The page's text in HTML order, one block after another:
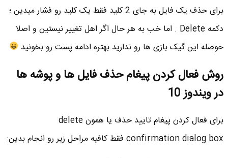
برای حذف یک فایل به جای 2 کلید فقط یک کلید رو فشار میدین ؛
دکمه Delete . اما خب به هر حال اگر اهل تغییر نیستین و اصلا
حوصله این گیک بازی ها رو ندارید بهتره ادامه پست رو بخونید
روش فعال کردن پیغام حذف فایل ها و پوشه ها
در ویندوز 10
برای فعال کردن پیغام تایید حذف یا همون delete
confirmation dialog box فقط کافیه مراحل زیر رو انجام بدین: